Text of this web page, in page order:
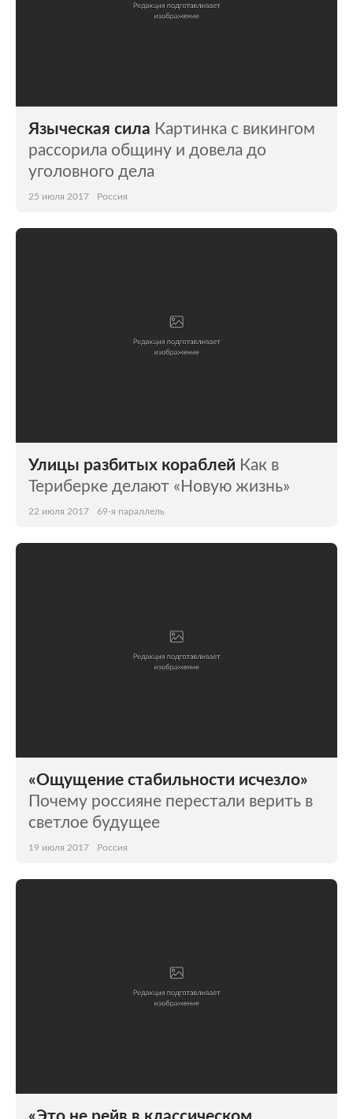
Языческая сила Картинка с викингом
рассорила общину и довела до
уголовного дела
25 июля 2017 Россия
Улицы разбитых кораблей Как в
Териберке делают «Новую жизнь»
22 июля 2017 69-я параллель
«Ощущение стабильности исчезло»
Почему россияне перестали верить в
светлое будущее
19 июля 2017 Россия